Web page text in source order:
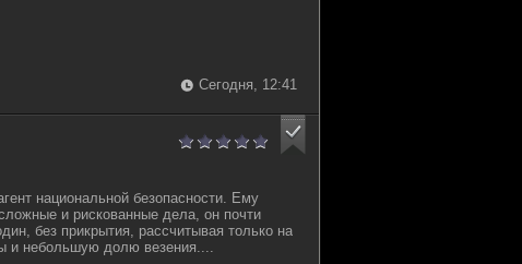
Сегодня, 12:41
национальной безопасности. Ему
и рискованные дела, он почти
без прикрытия, рассчитывая только на
и небольшую долю везения....